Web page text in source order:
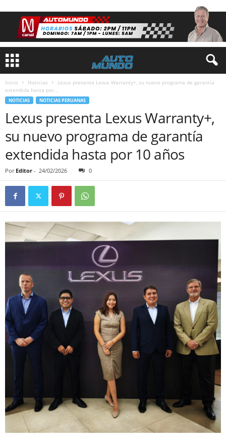
Inicio Noticias
Lexus presenta Lexus Warranty+, su nuevo programa de garantía
extendida hasta por...
NOTICIAS NOTICIAS PERUANAS
Lexus presenta Lexus Warranty+,
su nuevo programa de garantía
extendida hasta por 10 años
Por Editor - 24/02/2026 0